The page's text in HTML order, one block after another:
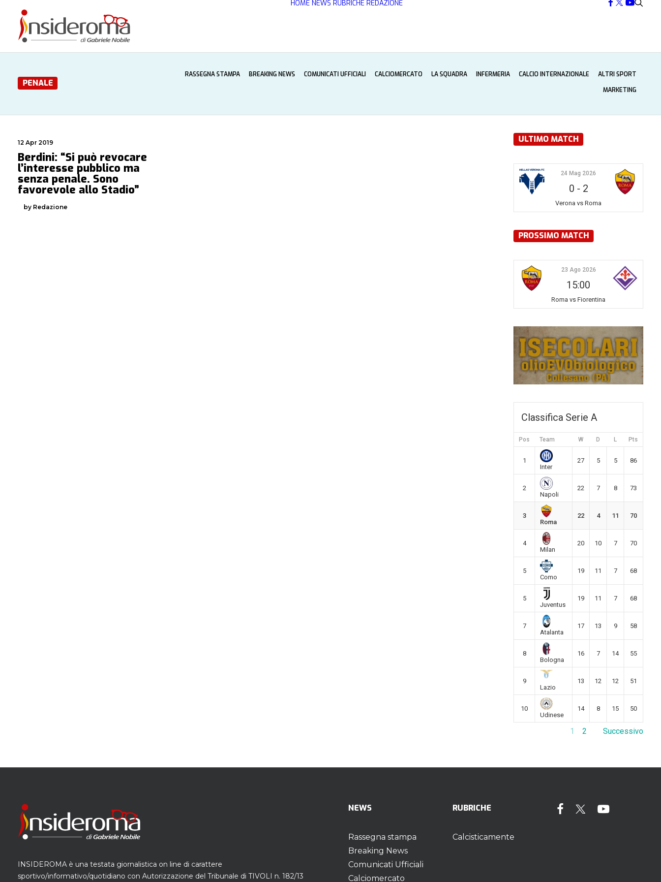
HOME NEWS RUBRICHE REDAZIONE
PENALE
RASSEGNA STAMPA BREAKING NEWS COMUNICATI UFFICIALI CALCIOMERCATO LA SQUADRA INFERMERIA CALCIO INTERNAZIONALE
ALTRI SPORT
MARKETING
12 Apr 2019
Berdini: “Si può revocare
l’interesse pubblico ma
senza penale. Sono
favorevole allo Stadio”
by Redazione
ULTIMO MATCH
24 Mag 2026
0 - 2
Verona vs Roma
PROSSIMO MATCH
23 Ago 2026
15:00
Roma vs Fiorentina
Classifica Serie A
Pos Team W D L Pts
1
Inter
27 5 5 86
2
Napoli
22 7 8 73
3
Roma
22 4 11 70
4
Milan
20 10 7 70
5
Como
19 11 7 68
5
Juventus
19 11 7 68
7
Atalanta
17 13 9 58
8
Bologna
16 7 14 55
9
Lazio
13 12 12 51
10
Udinese
14 8 15 50
1 2 Successivo
INSIDEROMA è una testata giornalistica on line di carattere
sportivo/informativo/quotidiano con Autorizzazione del Tribunale di TIVOLI n. 182/13
NEWS
Rassegna stampa
Breaking News
Comunicati Ufficiali
Calciomercato
RUBRICHE
Calcisticamente